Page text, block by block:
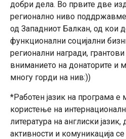
добри дела. Во првите две
регионално ниво
од Западниот Балкан, од кои
функционални социјални
регионални награди,
вниманието на донаторите и
многу горди на нив:))
*Работен јазик на програма е
користење на
литература на англиски
активности и комуникација